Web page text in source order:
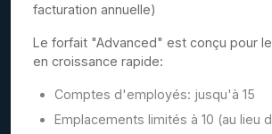
facturation annuelle)
Le forfait "Advanced" est conçu pour
en croissance rapide:
Comptes d'employés: jusqu'à 15
Emplacements limités à 10 (au lieu